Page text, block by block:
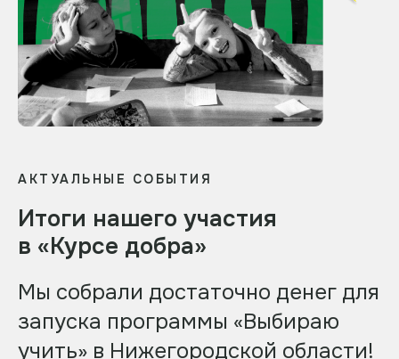
АКТУАЛЬНЫЕ СОБЫТИЯ
Итоги нашего участия
в «Курсе добра»
Мы собрали достаточно денег для
запуска программы «Выбираю
учить» в Нижегородской области!